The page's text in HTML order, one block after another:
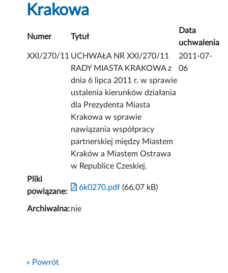
Krakowa
Numer Tytuł
Data
uchwalenia
XXI/270/11 UCHWAŁA NR XXI/270/11
RADY MIASTA KRAKOWA z
dnia 6 lipca 2011 r. w sprawie
ustalenia kierunków działania
dla Prezydenta Miasta
Krakowa w sprawie
nawiązania współpracy
partnerskiej między Miastem
Kraków a Miastem Ostrawa
w Republice Czeskiej.
2011-07-
06
Pliki
powiązane:
6k0270.pdf (66.07 kB)
Archiwalna:nie
« Powrót